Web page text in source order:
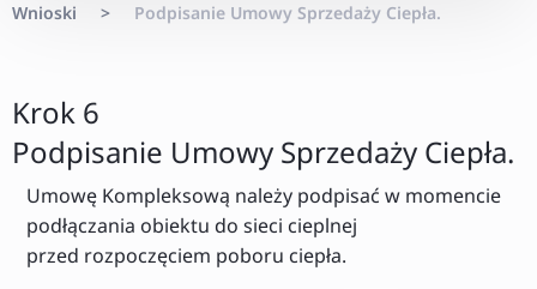
Wnioski
> Podpisanie Umowy Sprzedaży Ciepła.
Krok 6
Podpisanie Umowy Sprzedaży Ciepła.
Umowę Kompleksową należy podpisać w momencie
podłączania obiektu do sieci cieplnej
przed rozpoczęciem poboru ciepła.